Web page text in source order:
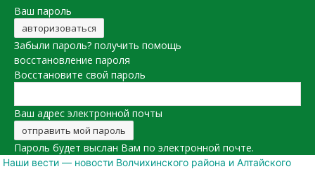
Ваш пароль
Забыли пароль? получить помощь
восстановление пароля
Восстановите свой пароль
Ваш адрес электронной почты
Пароль будет выслан Вам по электронной почте.
Наши вести — новости Волчихинского района и Алтайского